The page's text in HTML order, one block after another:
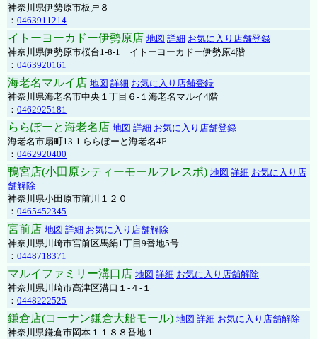
神奈川県伊勢原市板戸８
： 0463911214
イトーヨーカドー伊勢原店 地図 詳細 お気に入り店舗登録
神奈川県伊勢原市桜台1-8-1 イトーヨーカドー伊勢原4階
： 0463920161
海老名マルイ店 地図 詳細 お気に入り店舗登録
神奈川県海老名市中央１丁目６-１海老名マルイ4階
： 0462925181
ららぽーと海老名店 地図 詳細 お気に入り店舗登録
海老名市扇町13-1 ららぽーと海老名4F
： 0462920400
鴨宮店(小田原シティーモールフレスポ) 地図 詳細 お気に入り店
舗解除
神奈川県小田原市前川１２０
： 0465452345
宮前店 地図 詳細 お気に入り店舗解除
神奈川県川崎市宮前区馬絹1丁目9番地5号
： 0448718371
マルイファミリー溝口店 地図 詳細 お気に入り店舗解除
神奈川県川崎市高津区溝口１-４-１
： 0448222525
鎌倉店(コーナン鎌倉大船モール) 地図 詳細 お気に入り店舗解除
神奈川県鎌倉市岡本１１８８番地１